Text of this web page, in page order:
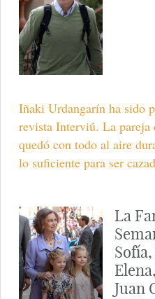
Iñaki Urdangarín ha sido
revista Interviú. La pareja
quedó con todo al aire
lo suficiente para ser
La
Juan